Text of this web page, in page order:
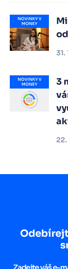
NOVINKY V
MONEY
31.
NOVINKY V
MONEY
3